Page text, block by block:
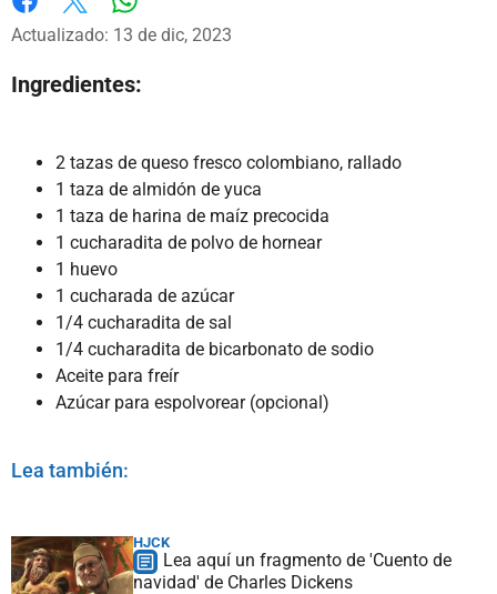
Facebook
X
Actualizado: 13 de dic, 2023
Ingredientes:
2 tazas de queso fresco colombiano, rallado
1 taza de almidón de yuca
1 taza de harina de maíz precocida
1 cucharadita de polvo de hornear
1 huevo
1 cucharada de azúcar
1/4 cucharadita de sal
1/4 cucharadita de bicarbonato de sodio
Aceite para freír
Azúcar para espolvorear (opcional)
Lea también:
HJCK
Lea aquí un fragmento de 'Cuento de
navidad' de Charles Dickens